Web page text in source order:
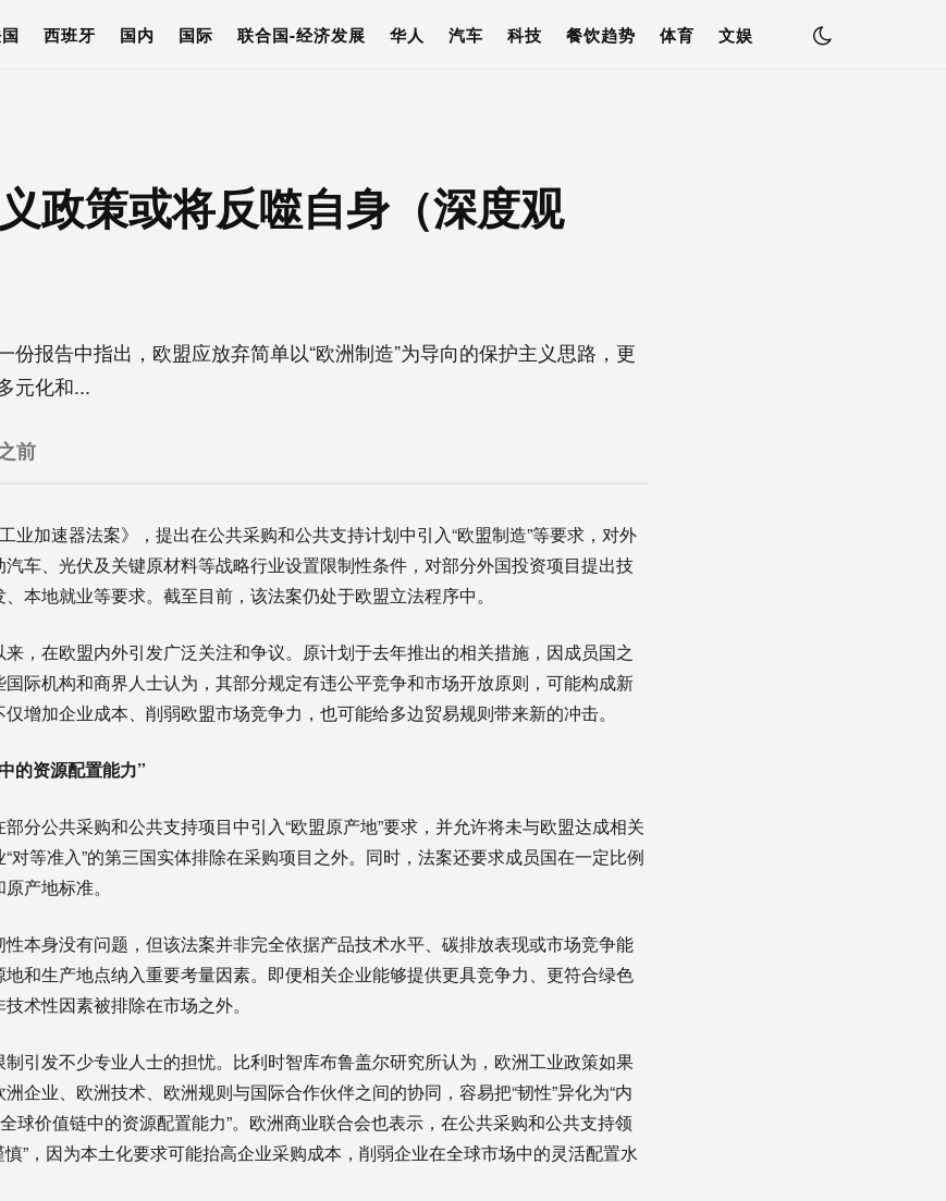
西班牙 国内 国际 联合国-经济发展 华人 汽车 科技 餐饮趋势 体育 文娱
政策或将反噬自身（深度观
份报告中指出，欧盟应放弃简单以“欧洲制造”为导向的保护主义思路，更
元化和...
前
业加速器法案》，提出在公共采购和公共支持计划中引入“欧盟制造”等要求，对外
车、光伏及关键原材料等战略行业设置限制性条件，对部分外国投资项目提出技
本地就业等要求。截至目前，该法案仍处于欧盟立法程序中。
来，在欧盟内外引发广泛关注和争议。原计划于去年推出的相关措施，因成员国之
际机构和商界人士认为，其部分规定有违公平竞争和市场开放原则，可能构成新
增加企业成本、削弱欧盟市场竞争力，也可能给多边贸易规则带来新的冲击。
的资源配置能力”
部分公共采购和公共支持项目中引入“欧盟原产地”要求，并允许将未与欧盟达成相关
对等准入”的第三国实体排除在采购项目之外。同时，法案还要求成员国在一定比例
产地标准。
本身没有问题，但该法案并非完全依据产品技术水平、碳排放表现或市场竞争能
和生产地点纳入重要考量因素。即便相关企业能够提供更具竞争力、更符合绿色
术性因素被排除在市场之外。
引发不少专业人士的担忧。比利时智库布鲁盖尔研究所认为，欧洲工业政策如果
企业、欧洲技术、欧洲规则与国际合作伙伴之间的协同，容易把“韧性”异化为“内
球价值链中的资源配置能力”。欧洲商业联合会也表示，在公共采购和公共支持领
慎”，因为本土化要求可能抬高企业采购成本，削弱企业在全球市场中的灵活配置水